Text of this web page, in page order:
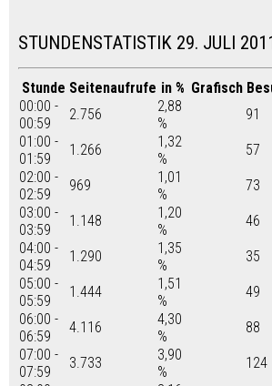
STUNDENSTATISTIK 29. JULI
Stunde Seitenaufrufe in % Grafisch
00:00 -
00:59
2.756
2,88
%
91
01:00 -
01:59
1.266
1,32
%
57
02:00 -
02:59
969
1,01
%
73
03:00 -
03:59
1.148
1,20
%
46
04:00 -
04:59
1.290
1,35
%
35
05:00 -
05:59
1.444
1,51
%
49
06:00 -
06:59
4.116
4,30
%
88
07:00 -
07:59
3.733
3,90
%
124